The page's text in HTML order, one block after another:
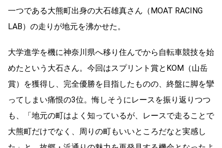
一つである大熊町出身の大石雄真さん（MOAT RACING
LAB）の走りが地元を沸かせた。
大学進学を機に神奈川県へ移り住んでから自転車競技を始
めたという大石さん。今回はスプリント賞とKOM（山岳
賞）を獲得し、完全優勝を目指したものの、終盤に脚を攣
ってしまい痛恨の3位。悔しそうにレースを振り返りつつ
も、「地元の町はよく知っているが、レースで走ることで
大熊町だけでなく、周りの町もいいところだなと実感し